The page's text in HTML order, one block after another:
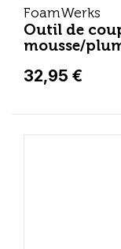
FoamWerks
Outil de
mousse/
32,95 €